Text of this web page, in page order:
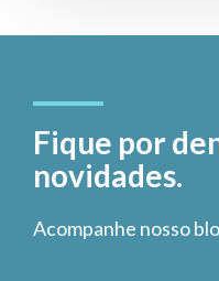
Fique por
novidades.
Acompanhe nosso